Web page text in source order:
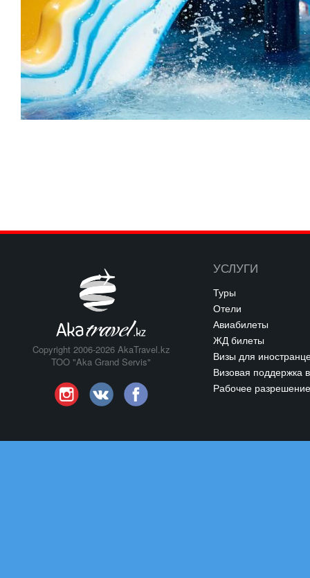
Copyright 2006-2026 AkaTravel.kz
TOO "Aka Grand Servis"
УСЛУГИ
Туры
Отели
Авиабилеты
ЖД билеты
Визы для
Визовая поддержка
Рабочее разрешение